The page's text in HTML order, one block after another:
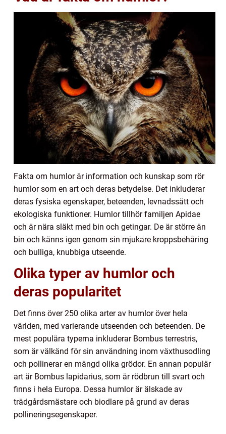
Fakta om humlor är information och kunskap som rör
humlor som en art och deras betydelse. Det inkluderar
deras fysiska egenskaper, beteenden, levnadssätt och
ekologiska funktioner. Humlor tillhör familjen Apidae
och är nära släkt med bin och getingar. De är större än
bin och känns igen genom sin mjukare kroppsbehåring
och bulliga, knubbiga utseende.
Olika typer av humlor och
deras popularitet
Det finns över 250 olika arter av humlor över hela
världen, med varierande utseenden och beteenden. De
mest populära typerna inkluderar Bombus terrestris,
som är välkänd för sin användning inom växthusodling
och pollinerar en mängd olika grödor. En annan populär
art är Bombus lapidarius, som är rödbrun till svart och
finns i hela Europa. Dessa humlor är älskade av
trädgårdsmästare och biodlare på grund av deras
pollineringsegenskaper.